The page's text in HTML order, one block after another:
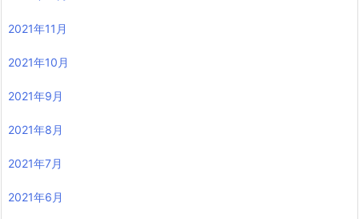
2021年11月
2021年10月
2021年9月
2021年8月
2021年7月
2021年6月